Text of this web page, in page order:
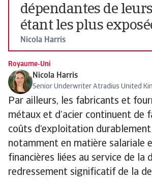
dépendantes de
étant les plus
Nicola Harris
Royaume‑Uni
Nicola Harris
Senior Underwriter Atradius United
Par ailleurs, les fabricants et
métaux et d’acier continuent de
coûts d’exploitation durablement
notamment en matière salariale
financières liées au service de la
redressement significatif de la